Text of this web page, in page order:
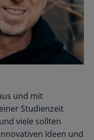
und mit
Studienzeit
viele sollten
Ideen und